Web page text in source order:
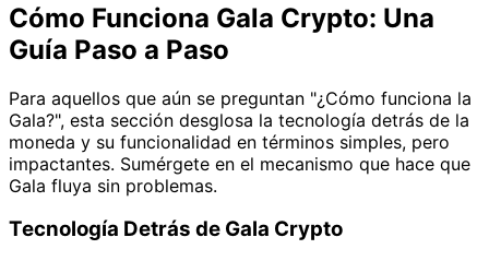
Cómo Funciona Gala Crypto: Una
Guía Paso a Paso
Para aquellos que aún se preguntan "¿Cómo funciona la
Gala?", esta sección desglosa la tecnología detrás de la
moneda y su funcionalidad en términos simples, pero
impactantes. Sumérgete en el mecanismo que hace que
Gala fluya sin problemas.
Tecnología Detrás de Gala Crypto